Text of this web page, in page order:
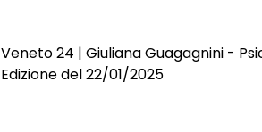
Veneto 24 | Giuliana Guagagnini -
Edizione del 22/01/2025